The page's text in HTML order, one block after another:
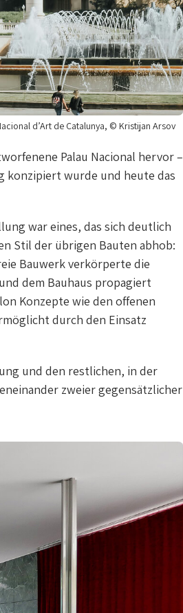
d’Art de Catalunya, © Kristijan Arsov
Palau Nacional hervor –
konzipiert wurde und heute das
war eines, das sich deutlich
Stil der übrigen Bauten abhob:
Bauwerk verkörperte die
dem Bauhaus propagiert
Konzepte wie den offenen
durch den Einsatz
und den restlichen, in der
zweier gegensätzlicher